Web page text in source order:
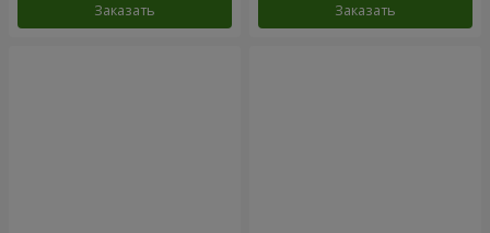
Заказать Заказать